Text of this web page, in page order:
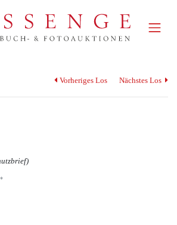
Vorheriges Los Nächstes Los
*